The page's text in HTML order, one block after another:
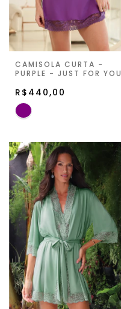
CAMISOLA CURTA -
PURPLE - JUST FOR YOU
R$440,00